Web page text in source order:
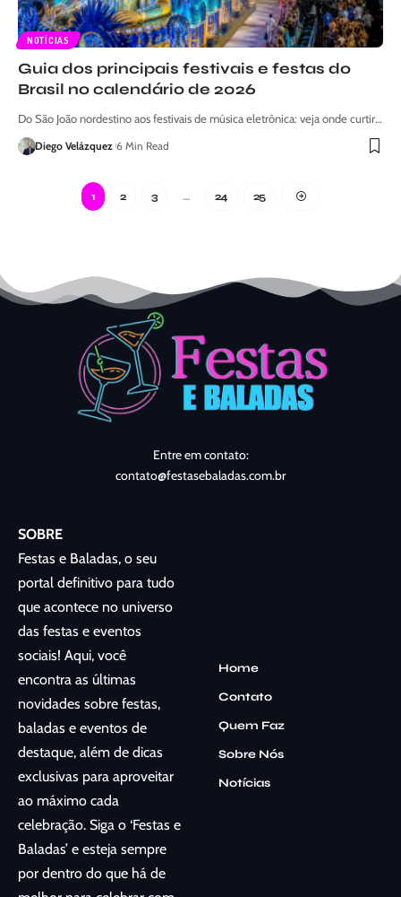
NOTÍCIAS
Guia dos principais festivais e festas do
Brasil no calendário de 2026
Do São João nordestino aos festivais de música eletrônica: veja onde curtir…
Diego Velázquez 6 Min Read
1 2 3 … 24 25
Entre em contato:
contato@festasebaladas.com.br
SOBRE
Festas e Baladas, o seu
portal definitivo para tudo
que acontece no universo
das festas e eventos
sociais! Aqui, você
encontra as últimas
novidades sobre festas,
baladas e eventos de
destaque, além de dicas
exclusivas para aproveitar
ao máximo cada
celebração. Siga o ‘Festas e
Baladas’ e esteja sempre
por dentro do que há de
Home
Contato
Quem Faz
Sobre Nós
Notícias